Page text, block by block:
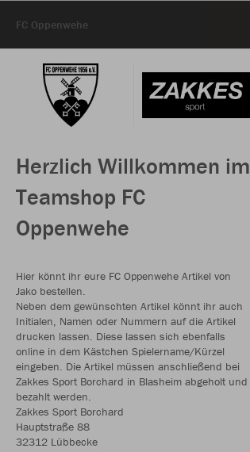
FC Oppenwehe
Herzlich Willkommen im
Teamshop FC
Oppenwehe
Hier könnt ihr eure FC Oppenwehe Artikel von
Jako bestellen.
Neben dem gewünschten Artikel könnt ihr auch
Initialen, Namen oder Nummern auf die Artikel
drucken lassen. Diese lassen sich ebenfalls
online in dem Kästchen Spielername/Kürzel
eingeben. Die Artikel müssen anschließend bei
Zakkes Sport Borchard in Blasheim abgeholt und
bezahlt werden.
Zakkes Sport Borchard
Hauptstraße 88
32312 Lübbecke